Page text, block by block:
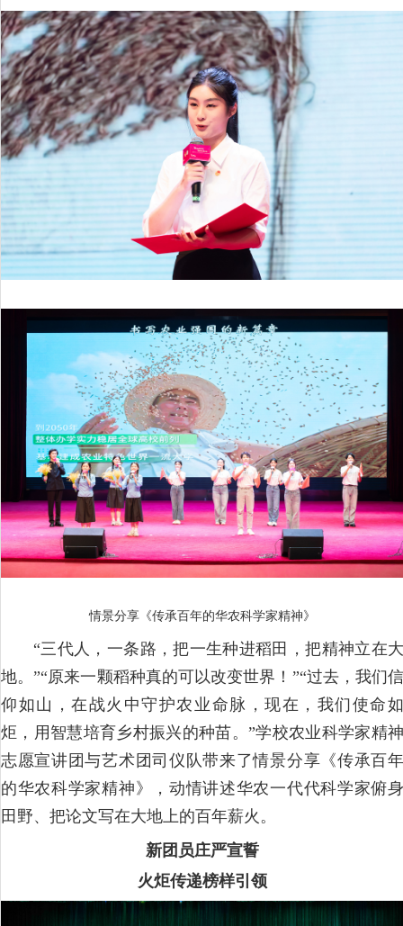
情景分享《传承百年的华农科学家精神》
“三代人，一条路，把一生种进稻田，把精神立在大
地。”“原来一颗稻种真的可以改变世界！”“过去，我们信
仰如山，在战火中守护农业命脉，现在，我们使命如
炬，用智慧培育乡村振兴的种苗。”学校农业科学家精神
志愿宣讲团与艺术团司仪队带来了情景分享《传承百年
的华农科学家精神》，动情讲述华农一代代科学家俯身
田野、把论文写在大地上的百年薪火。
新团员庄严宣誓
火炬传递榜样引领